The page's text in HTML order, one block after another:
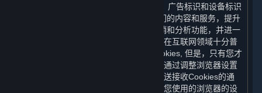
Cookie及类似技术（如网站信标、像素、广告标识和设备标识
符等）以帮助我们分析用户如何使用我们的内容和服务，提升
内容和服务的质量与体验，增强市场营销和分析功能，并进一
步加强我们网站的性能。Cookies的使用在互联网领域十分普
遍。虽然绝大多数浏览器会自动接受Cookies, 但是，只有您才
可以最终决定是否接受Cookies。您可以通过调整浏览器设置
阻止Cookies的接收，要求浏览器向您发送接收Cookies的通
知，或者停用Cookies。您可以通过调整您使用的浏览器的设